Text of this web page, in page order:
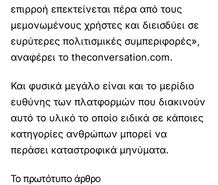
επιρροή επεκτείνεται πέρα από τους
μεμονωμένους χρήστες και διεισδύει σε
ευρύτερες πολιτισμικές συμπεριφορές»,
αναφέρει το theconversation.com.
Και φυσικά μεγάλο είναι και το μερίδιο
ευθύνης των πλατφορμών που διακινούν
αυτό το υλικό το οποίο ειδικά σε κάποιες
κατηγορίες ανθρώπων μπορεί να
περάσει καταστροφικά μηνύματα.
Το πρωτότυπο άρθρο